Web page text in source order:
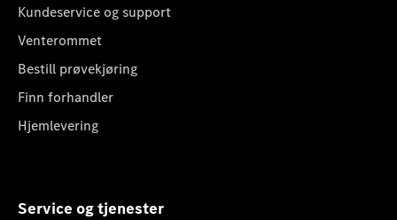
Kundeservice og support
Venterommet
Bestill prøvekjøring
Finn forhandler
Hjemlevering
Service og tjenester